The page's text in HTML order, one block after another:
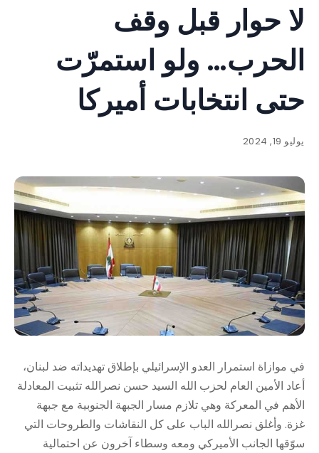
لا حوار قبل وقف
الحرب… ولو استمرّت
حتى انتخابات أميركا
يوليو 19, 2024
في موازاة استمرار العدو الإسرائيلي بإطلاق تهديداته ضد لبنان،
أعاد الأمين العام لحزب الله السيد حسن نصرالله تثبيت المعادلة
الأهم في المعركة وهي تلازم مسار الجبهة الجنوبية مع جبهة
غزة. وأغلق نصرالله الباب على كل النقاشات والطروحات التي
سوّقها الجانب الأميركي ومعه وسطاء آخرون عن احتمالية